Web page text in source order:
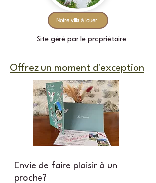
Site géré par le propriétaire
Notre villa à louer
Offrez un moment d'exception
Envie de faire plaisir à un
proche?